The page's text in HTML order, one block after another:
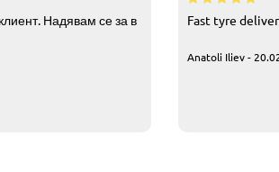
Надявам се за в
Fast tyre
Anatoli Iliev -